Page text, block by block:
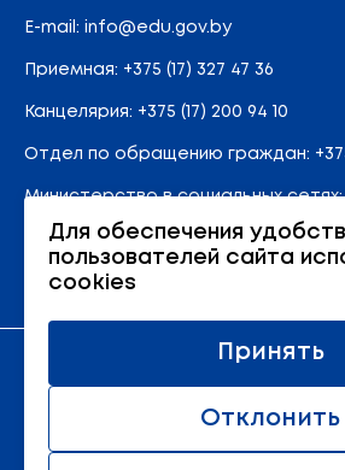
E-mail: info@edu.gov.by
Приемная: +375 (17) 327 47 36
Канцелярия: +375 (17) 200 94 10
Отдел по обращению граждан:
Министерство в социальных сетях:
Карта сайта
© 2011 - 2026 Министерство
Для обеспечения
пользователей сайта
cookies
Отклонить
Принять